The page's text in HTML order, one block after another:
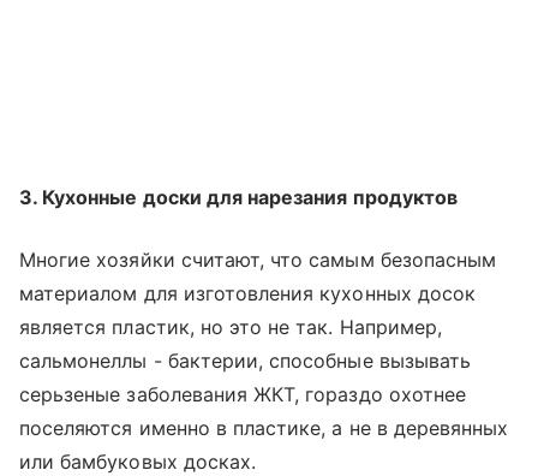
3. Кухонные доски для нарезания продуктов
Многие хозяйки считают, что самым безопасным
материалом для изготовления кухонных досок
является пластик, но это не так. Например,
сальмонеллы - бактерии, способные вызывать
серьзеные заболевания ЖКТ, гораздо охотнее
поселяются именно в пластике, а не в деревянных
или бамбуковых досках.